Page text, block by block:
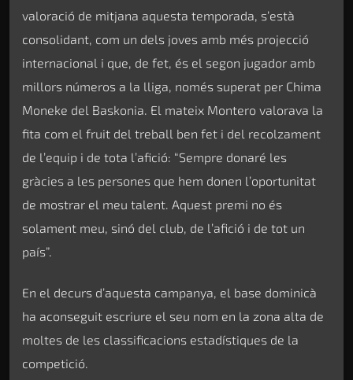
valoració de mitjana aquesta temporada, s’està
consolidant, com un dels joves amb més projecció
internacional i que, de fet, és el segon jugador amb
millors números a la lliga, només superat per Chima
Moneke del Baskonia. El mateix Montero valorava la
fita com el fruit del treball ben fet i del recolzament
de l’equip i de tota l’afició: “Sempre donaré les
gràcies a les persones que hem donen l’oportunitat
de mostrar el meu talent. Aquest premi no és
solament meu, sinó del club, de l’afició i de tot un
país”.
En el decurs d’aquesta campanya, el base dominicà
ha aconseguit escriure el seu nom en la zona alta de
moltes de les classificacions estadístiques de la
competició.